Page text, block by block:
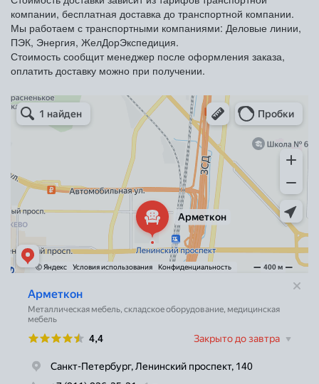
компании, бесплатная доставка до транспортной компании.
Мы работаем с транспортными компаниями: Деловые линии,
ПЭК, Энергия, ЖелДорЭкспедиция.
Стоимость сообщит менеджер после оформления заказа,
оплатить доставку можно при получении.
Арметкон
Металлическая мебель в Санкт‑Петербурге
Торговое оборудование в Санкт‑Петербурге